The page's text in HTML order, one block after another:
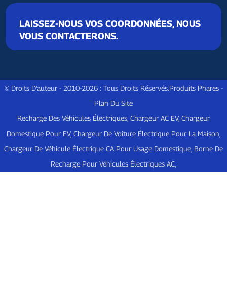
LAISSEZ-NOUS VOS COORDONNÉES, NOUS
VOUS CONTACTERONS.
© Droits D'auteur - 2010-2026 : Tous Droits Réservés.Produits Phares-
Plan Du Site
Recharge Des Véhicules Électriques Chargeur AC EV, Chargeur
Domestique Pour EV, Chargeur De Voiture Électrique Pour La Maison
Chargeur De Véhicule Électrique CA Pour Usage Domestique Borne De
Recharge Pour Véhicules Électriques AC